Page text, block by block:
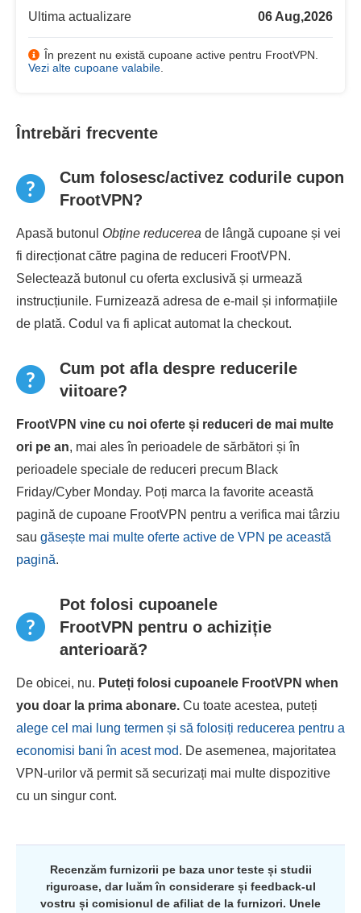
Ultima actualizare 06 Aug,2026
În prezent nu există cupoane active pentru FrootVPN.
Vezi alte cupoane valabile
Întrebări frecvente
Cum folosesc/activez codurile cupon
FrootVPN?
Apasă butonul Obține reducerea de lângă cupoane și vei
fi direcționat către pagina de reduceri FrootVPN.
Selectează butonul cu oferta exclusivă și urmează
instrucțiunile. Furnizează adresa de e-mail și informațiile
de plată. Codul va fi aplicat automat la checkout.
Cum pot afla despre reducerile
viitoare?
FrootVPN vine cu noi oferte și reduceri de mai multe
ori pe an, mai ales în perioadele de sărbători și în
perioadele speciale de reduceri precum Black
Friday/Cyber ​​Monday. Poți marca la favorite această
pagină de cupoane FrootVPN pentru a verifica mai târziu
sau găsește mai multe oferte active de VPN pe această
pagină.
Pot folosi cupoanele
FrootVPN pentru o achiziție
anterioară?
De obicei, nu. Puteți folosi cupoanele FrootVPN when
you doar la prima abonare. Cu toate acestea, puteți
alege cel mai lung termen și să folosiți reducerea pentru a
economisi bani în acest mod. De asemenea, majoritatea
VPN-urilor vă permit să securizați mai multe dispozitive
cu un singur cont.
Recenzăm furnizorii pe baza unor teste și studii
riguroase, dar luăm în considerare și feedback-ul
vostru și comisionul de afiliat de la furnizori. Unele